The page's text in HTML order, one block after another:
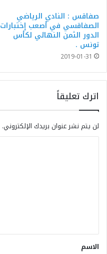
صفاقس : النادي الرياضي
الصفاقسي في أصعب إختبارات
الدور الثمن النهائي لكأس
تونس .
2019-01-31
اترك تعليقاً
لن يتم نشر عنوان بريدك الإلكتروني.
الاسم